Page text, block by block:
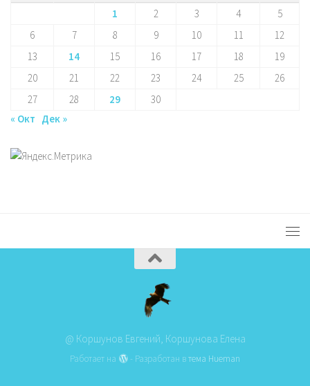
1
2 3 4
5
6
7 8 9 10 11
12
13
14 15 16 17 18
19
20
21 22 23 24 25
26
27
28 29
30
« Окт Дек »
@ Коршунов Евгений, Коршунова Елена
Работает на - Разработан втема Hueman